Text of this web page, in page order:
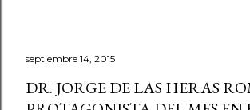
septiembre 14, 2015
DR. JORGE DE LAS HERAS